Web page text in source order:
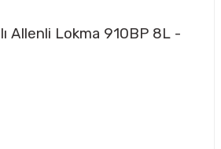
Allenli Lokma 910BP 8L -